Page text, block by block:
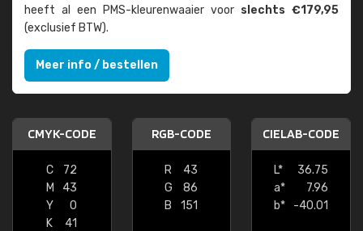
heeft al een PMS-kleuren­waaier voor slechts €179,95
(exclusief BTW).
Meer info / bestellen
CMYK-CODE
C
72
M
43
Y
0
K
41
RGB-CODE
R
43
G
86
B
151
CIELAB-CODE
L*
36.75
a*
7.96
b*
-40.01